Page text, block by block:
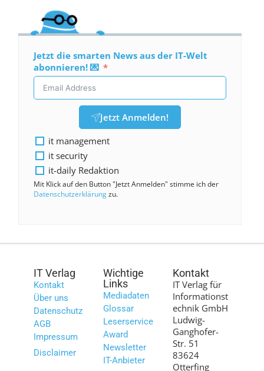
Jetzt die smarten News aus der IT-Welt
abonnieren! 💌
Jetzt Anmelden!
it management
it security
it-daily Redaktion
Mit Klick auf den Button "Jetzt Anmelden" stimme ich der
Datenschutzerklärungzu.
IT Verlag
Kontakt
Über uns
Datenschutz
AGB
Impressum
Disclaimer
Wichtige
Links
Mediadaten
Glossar
Leserservice
Award
Newsletter
IT-Anbieter
Kontakt
IT Verlag für
Informationst
echnik GmbH
Ludwig-
Ganghofer-
Str. 51
83624
Otterfing